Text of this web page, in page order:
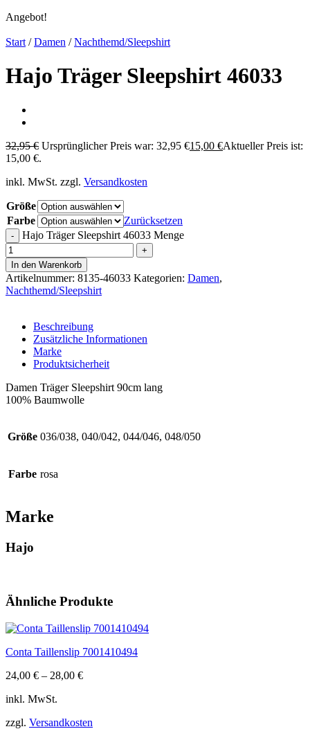
Angebot!
Start / Damen / Nachthemd/Sleepshirt
Hajo Träger Sleepshirt 46033
32,95€ Ursprünglicher Preis war: 32,95 €15,00 €Aktueller Preis ist:
15,00 €.
inkl. MwSt. zzgl. Versandkosten
Größe
Farbe
Zurücksetzen
Hajo Träger Sleepshirt 46033 Menge
In den Warenkorb
Artikelnummer: 8135-46033 Kategorien: Damen,
Nachthemd/Sleepshirt
Beschreibung
Zusätzliche Informationen
Marke
Produktsicherheit
Damen Träger Sleepshirt 90cm lang
100% Baumwolle
Größe 036/038, 040/042, 044/046, 048/050
Farbe rosa
Marke
Hajo
Ähnliche Produkte
Conta Taillenslip 7001410494
24,00 € – 28,00 €
inkl. MwSt.
zzgl. Versandkosten